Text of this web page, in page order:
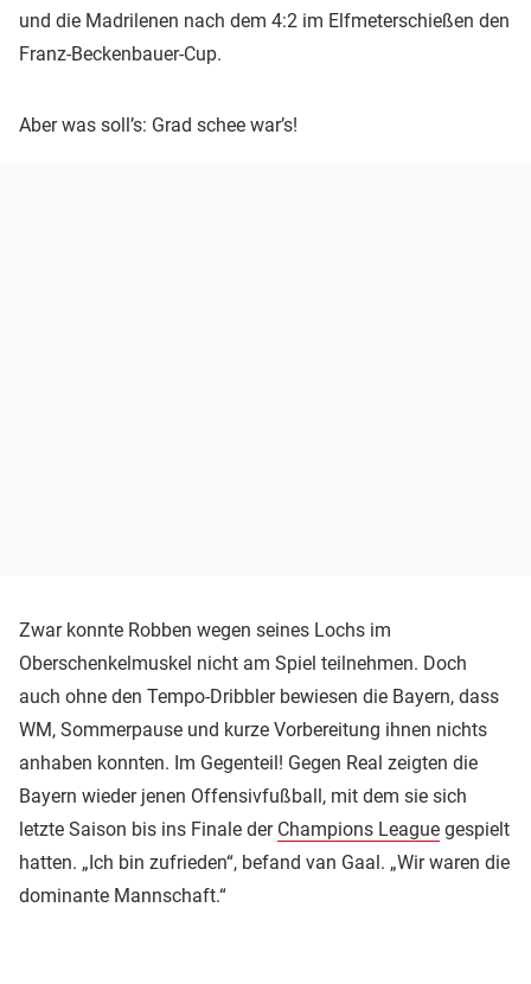
und die Madrilenen nach dem 4:2 im Elfmeterschießen den
Franz-Beckenbauer-Cup.
Aber was soll’s: Grad schee war’s!
Zwar konnte Robben wegen seines Lochs im
Oberschenkelmuskel nicht am Spiel teilnehmen. Doch
auch ohne den Tempo-Dribbler bewiesen die Bayern, dass
WM, Sommerpause und kurze Vorbereitung ihnen nichts
anhaben konnten. Im Gegenteil! Gegen Real zeigten die
Bayern wieder jenen Offensivfußball, mit dem sie sich
letzte Saison bis ins Finale der Champions League gespielt
hatten. „Ich bin zufrieden“, befand van Gaal. „Wir waren die
dominante Mannschaft.“